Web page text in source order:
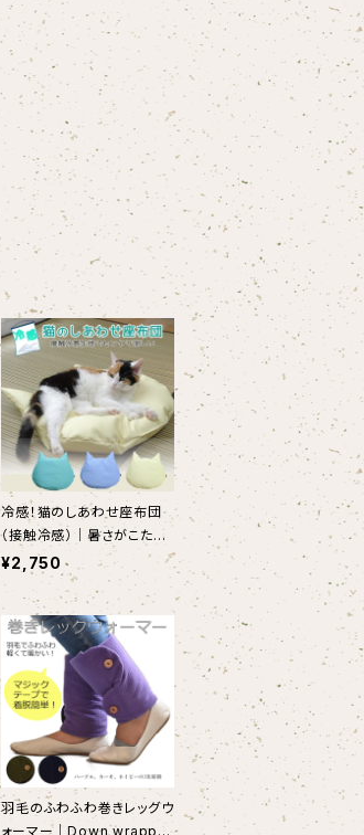
冷感！猫のしあわせ座布団
（接触冷感）｜暑さがこたえ
る夏向け涼しい羽毛クッショ
ン
¥2,750
羽毛のふわふわ巻きレッグウ
ォーマー｜Down wrappe